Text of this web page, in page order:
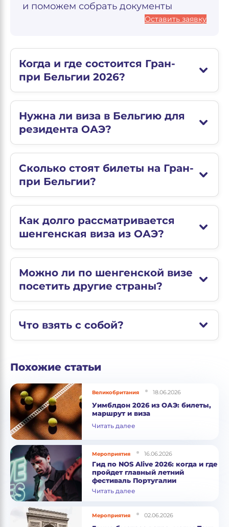
и поможем собрать документы
Оставить заявку
Когда и где состоится Гран-
при Бельгии 2026?
Нужна ли виза в Бельгию для
резидента ОАЭ?
Сколько стоят билеты на Гран-
при Бельгии?
Как долго рассматривается
шенгенская виза из ОАЭ?
Можно ли по шенгенской визе
посетить другие страны?
Что взять с собой?
Похожие статьи
Великобритания 18.06.2026
Уимблдон 2026 из ОАЭ: билеты,
маршрут и виза
Читать далее
Мероприятия 16.06.2026
Гид по NOS Alive 2026: когда и где
пройдет главный летний
фестиваль Португалии
Читать далее
Мероприятия 02.06.2026